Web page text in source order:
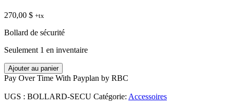
270,00 $ +tx
Bollard de sécurité
Seulement 1 en inventaire
quantité
de
Bollard
de
Ajouter au panier
Pay Over Time With Payplan by RBC
UGS : BOLLARD-SECU Catégorie: Accessoires